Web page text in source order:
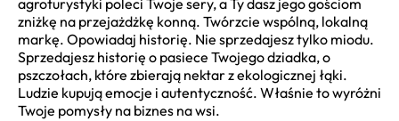
agroturystyki poleci Twoje sery, a Ty dasz jego gościom
zniżkę na przejażdżkę konną. Twórzcie wspólną, lokalną
markę. Opowiadaj historię. Nie sprzedajesz tylko miodu.
Sprzedajesz historię o pasiece Twojego dziadka, o
pszczołach, które zbierają nektar z ekologicznej łąki.
Ludzie kupują emocje i autentyczność. Właśnie to wyróżni
Twoje pomysły na biznes na wsi.